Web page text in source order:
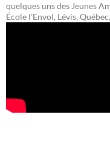
quelques uns des Jeunes
École l'Envol, Lévis,